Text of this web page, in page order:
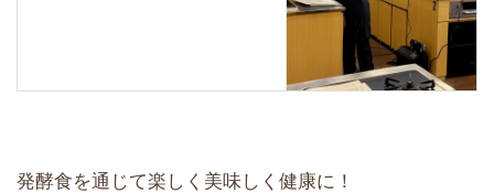
発酵食を通じて楽しく美味しく健康に！